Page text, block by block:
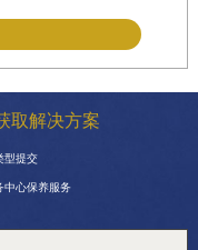
取解决方案
型提交
中心保养服务